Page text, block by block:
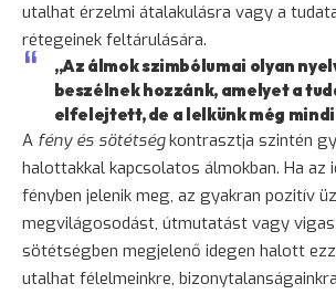
utalhat érzelmi átalakulásra vagy a
rétegeinek feltárulására.
„Az álmok szimbólumai olyan
beszélnek hozzánk, amelyet a
elfelejtett, de a lelkünk még
A fény és sötétségkontrasztja szintén
halottakkal kapcsolatos álmokban. Ha az
fényben jelenik meg, az gyakran pozitív
megvilágosodást, útmutatást vagy
sötétségben megjelenő idegen halott
utalhat félelmeinkre,